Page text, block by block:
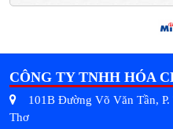
CÔNG TY TNHH HÓA
101B Đường Võ Văn Tần,
Thơ